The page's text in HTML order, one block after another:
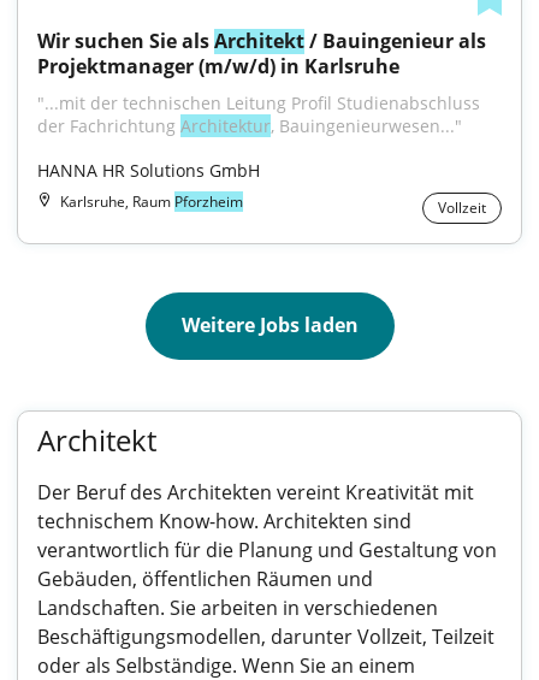
Wir suchen Sie als Architekt / Bau­ingenieur als
Projektmanager (m/w/d) in Karlsruhe
"...mit der technischen Leitung Profil Studienabschluss
der Fachrichtung Architektur, Bauingenieurwesen..."
HANNA HR Solutions GmbH
Karlsruhe, Raum Pforzheim Vollzeit
Weitere Jobs laden
Architekt
Der Beruf des Architekten vereint Kreativität mit
technischem Know-how. Architekten sind
verantwortlich für die Planung und Gestaltung von
Gebäuden, öffentlichen Räumen und
Landschaften. Sie arbeiten in verschiedenen
Beschäftigungsmodellen, darunter Vollzeit, Teilzeit
oder als Selbständige. Wenn Sie an einem